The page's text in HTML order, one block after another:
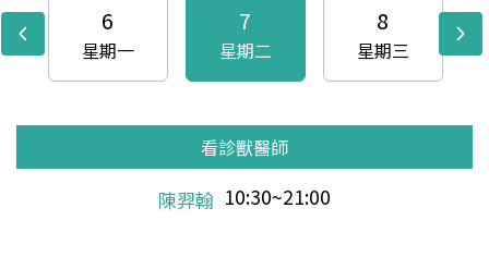
6
星期一
7
星期二
8
星期三
看診獸醫師
王智維 15:00~21:00
看診獸醫師
吳宜儒 10:30~21:00
看診獸醫師
吳宜儒 10:30~21:00
看診獸醫師
王智維 10:30~21:00
看診獸醫師
羅巧涵 10:30~21:00
看診獸醫師
羅巧涵 10:30~21:00
看診獸醫師
陳羿翰 10:30~21:00
看診獸醫師
王智維 10:30~21:00
看診獸醫師
吳宜儒 10:30~21:00
看診獸醫師
陳羿翰 10:30~21:00
看診獸醫師
王智維 10:30~21:00
看診獸醫師
吳宜儒 10:30~21:00
看診獸醫師
吳宜儒 10:30~21:00
看診獸醫師
陳羿翰 10:30~21:00
看診獸醫師
王智維 10:30~21:00
看診獸醫師
吳宜儒 10:30~21:00
看診獸醫師
陳羿翰 10:30~21:00
看診獸醫師
王智維 10:30~21:00
看診獸醫師
羅巧涵 10:30~21:00
看診獸醫師
吳宜儒 10:30~21:00
看診獸醫師
陳羿翰 10:30~21:00
看診獸醫師
王智維 10:30~21:00
看診獸醫師
吳宜儒 10:30~21:00
看診獸醫師
陳羿翰 10:30~21:00
看診獸醫師
王智維 10:30~21:00
看診獸醫師
羅巧涵 10:30~21:00
看診獸醫師
吳宜儒 10:30~21:00
看診獸醫師
陳羿翰 10:30~21:00
看診獸醫師
王智維 10:30~21:00
看診獸醫師
吳宜儒 10:30~21:00
看診獸醫師
陳羿翰 10:30~21:00